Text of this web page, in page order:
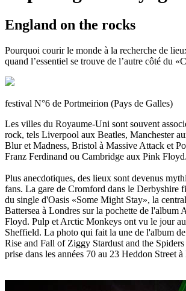
England on the rocks
Pourquoi courir le monde à la recherche de
quand l’essentiel se trouve de l’autre côté du
festival N°6 de Portmeirion (Pays de Galles)
Les villes du Royaume-Uni sont souvent
rock, tels Liverpool aux Beatles, Manchester
Blur et Madness, Bristol à Massive Attack et
Franz Ferdinand ou Cambridge aux Pink
Plus anecdotiques, des lieux sont devenus
fans. La gare de Cromford dans le Derbyshire
du single d'Oasis «Some Might Stay», la
Battersea à Londres sur la pochette de l'album
Floyd. Pulp et Arctic Monkeys ont vu le jour
Sheffield. La photo qui fait la une de l'album
Rise and Fall of Ziggy Stardust and the
prise dans les années 70 au 23 Heddon Street